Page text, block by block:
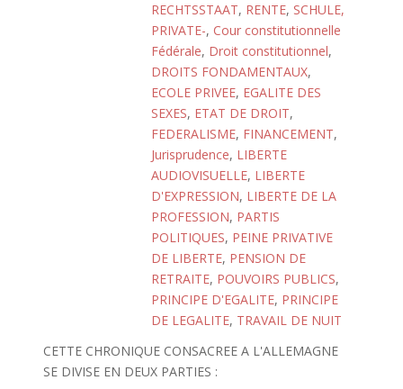
RECHTSSTAAT, RENTE, SCHULE,
PRIVATE-, Cour constitutionnelle
Fédérale, Droit constitutionnel,
DROITS FONDAMENTAUX,
ECOLE PRIVEE, EGALITE DES
SEXES, ETAT DE DROIT,
FEDERALISME, FINANCEMENT,
Jurisprudence, LIBERTE
AUDIOVISUELLE, LIBERTE
D'EXPRESSION, LIBERTE DE LA
PROFESSION, PARTIS
POLITIQUES, PEINE PRIVATIVE
DE LIBERTE, PENSION DE
RETRAITE, POUVOIRS PUBLICS,
PRINCIPE D'EGALITE, PRINCIPE
DE LEGALITE, TRAVAIL DE NUIT
CETTE CHRONIQUE CONSACREE A L'ALLEMAGNE
SE DIVISE EN DEUX PARTIES :